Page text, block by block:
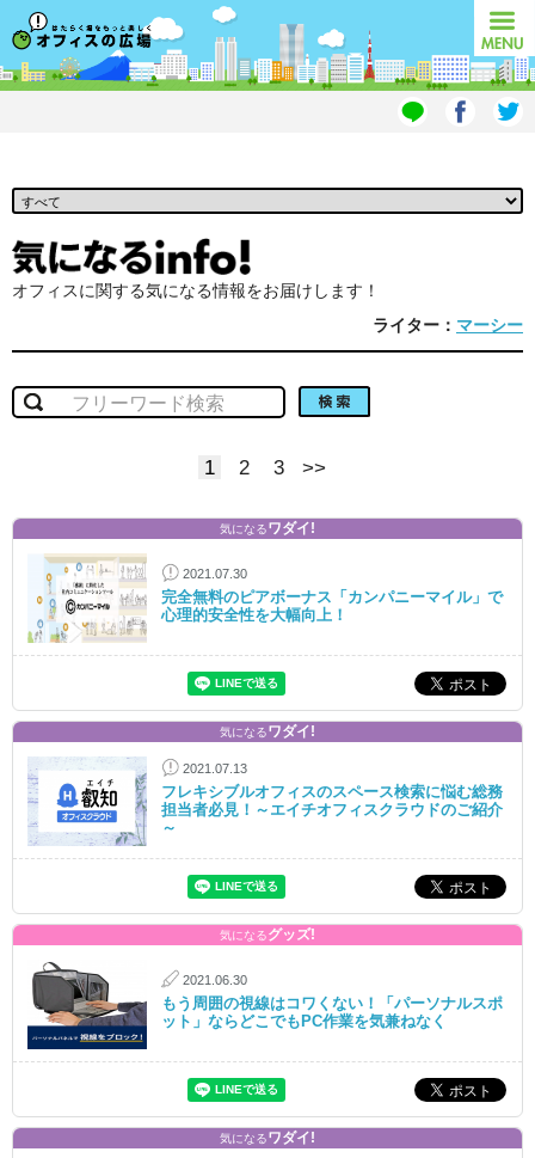
オフィスの広場 MENU
オフィスに関する気になる情報をお届けします！
ライター： マーシー
1 2 3 >>
気になるワダイ!
2021.07.30
完全無料のピアボーナス「カンパニーマイル」で
心理的安全性を大幅向上！
気になるワダイ!
2021.07.13
フレキシブルオフィスのスペース検索に悩む総務
担当者必見！～エイチオフィスクラウドのご紹介
～
気になるグッズ!
2021.06.30
もう周囲の視線はコワくない！「パーソナルスポ
ット」ならどこでもPC作業を気兼ねなく
気になるワダイ!